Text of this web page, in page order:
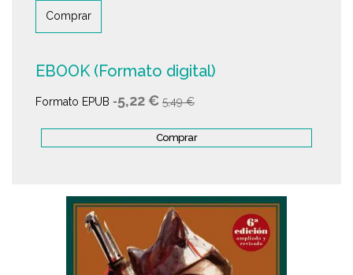
Comprar
EBOOK (Formato digital)
Formato EPUB -5,22 € 5,49 €
Comprar